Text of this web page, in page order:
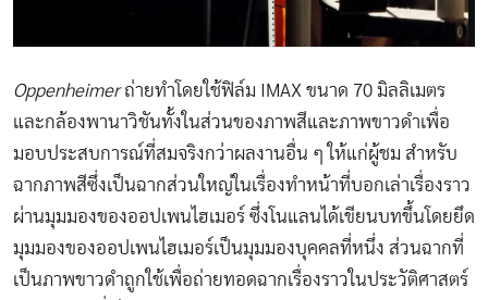
Oppenheimerถ่ายทำโดยใช้ฟิล์ม IMAX ขนาด 70 มิลลิเมตร
และกล้องพานาวิชันทั้งในส่วนของภาพสีและภาพขาวดำเพื่อ
มอบประสบการณ์ที่สมจริงกว่าผลงานอื่น ๆ ให้แก่ผู้ชม สำหรับ
ฉากภาพสีซึ่งเป็นฉากส่วนใหญ่ในเรื่องทำหน้าที่บอกเล่าเรื่องราว
ผ่านมุมมองของออปเพนไฮเมอร์ ซึ่งโนแลนได้เขียนบทขึ้นโดยยึด
มุมมองของออปเพนไฮเมอร์เป็นมุมมองบุคคลที่หนึ่ง ส่วนฉากที่
เป็นภาพขาวดำถูกใช้เพื่อถ่ายทอดฉากเรื่องราวในประวัติศาสตร์